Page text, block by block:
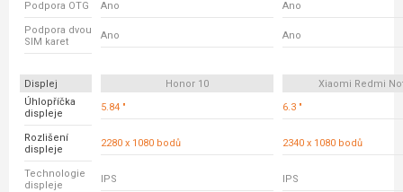
Podpora OTG Ano Ano
Podpora dvou
SIM karet
Ano Ano
Displej Honor 10
Xiaomi Redmi
Úhlopříčka
displeje
5.84 " 6.3 "
Rozlišení
displeje
2280 x 1080 bodů 2340 x 1080 bodů
Technologie
displeje
IPS IPS